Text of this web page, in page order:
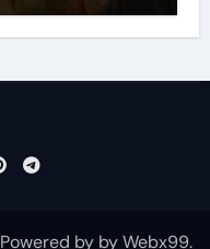
Powered by byWebx99.